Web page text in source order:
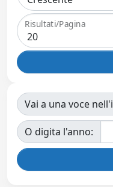
Risultati/Pagina
Vai a una voce
O digita l'anno: